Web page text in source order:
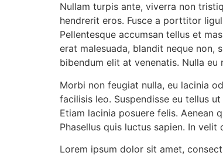
Nullam turpis ante, viverra non
hendrerit eros. Fusce a porttitor
Pellentesque accumsan tellus et
erat malesuada, blandit neque non,
bibendum elit at venenatis. Nulla eu
Morbi non feugiat nulla, eu lacinia
facilisis leo. Suspendisse eu tellus
Etiam lacinia posuere felis. Aenean
Phasellus quis luctus sapien. In
Lorem ipsum dolor sit amet,